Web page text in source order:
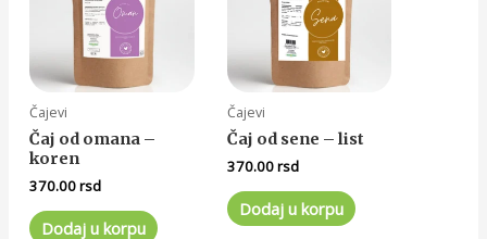
Čajevi
Čaj od omana –
koren
370.00rsd
Dodaj u korpu
Čajevi
Čaj od sene – list
370.00rsd
Dodaj u korpu